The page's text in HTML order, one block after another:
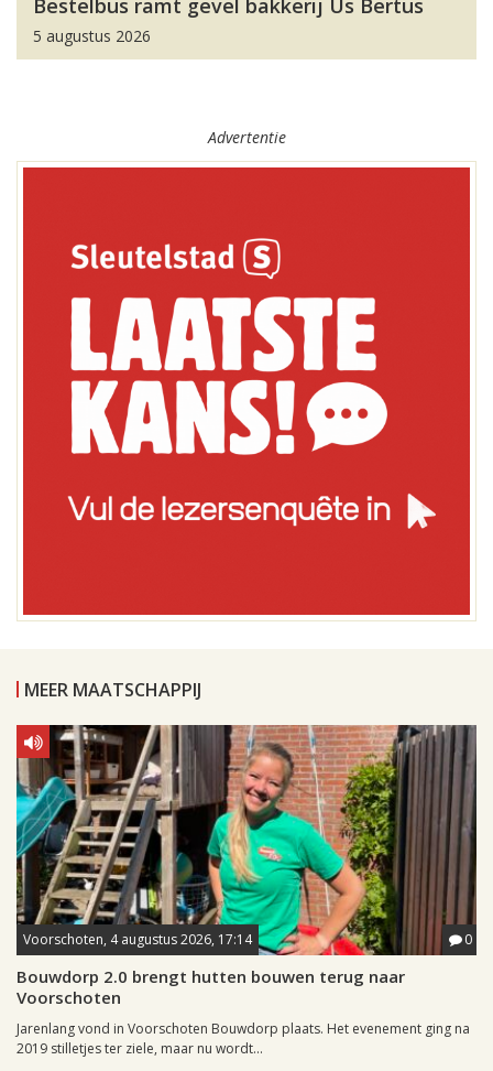
Bestelbus ramt gevel bakkerij Us Bertus
5 augustus 2026
Advertentie
MEER MAATSCHAPPIJ
Voorschoten, 4 augustus 2026, 17:14 0
Bouwdorp 2.0 brengt hutten bouwen terug naar
Voorschoten
Jarenlang vond in Voorschoten Bouwdorp plaats. Het evenement ging na
2019 stilletjes ter ziele, maar nu wordt...